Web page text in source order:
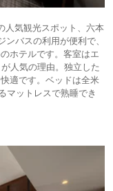
人気観光スポット、六本
バスの利用が便利で、
ホテルです。客室はエ
人気の理由。独立した
適です。ベッドは全米
マットレスで熟睡でき